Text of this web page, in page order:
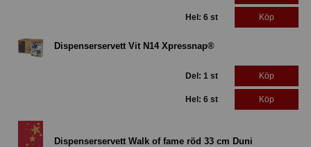
Hel: 6 st Köp
Dispenserservett Vit N14 Xpressnap®
Del: 1 st Köp
Hel: 6 st Köp
Dispenserservett Walk of fame röd 33 cm Duni